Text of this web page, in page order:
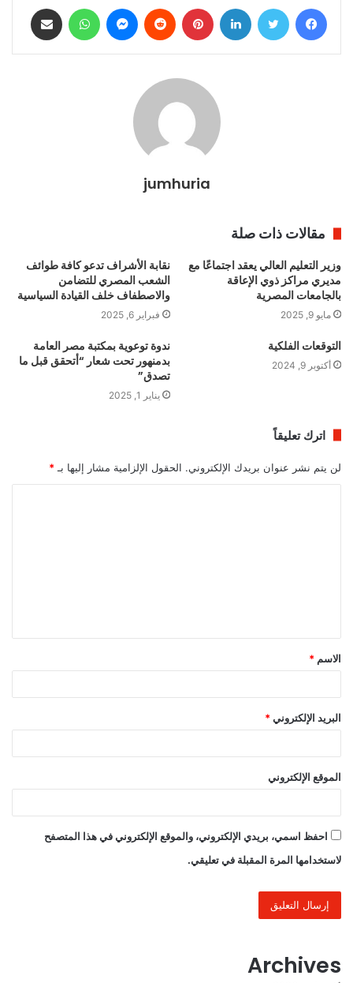
فيسبوك تويتر لينكدإن بينتيريست ماسنجر واتساب
jumhuria
مقالات ذات صلة
وزير التعليم العالي يعقد اجتماعًا مع
مديري مراكز ذوي الإعاقة
بالجامعات المصرية
مايو 9, 2025
نقابة الأشراف تدعو كافة طوائف
الشعب المصري للتضامن
والاصطفاف خلف القيادة السياسية
فبراير 6, 2025
التوقعات الفلكية
أكتوبر 9, 2024
ندوة توعوية بمكتبة مصر العامة
بدمنهور تحت شعار “أتحقق قبل ما
تصدق”
يناير 1, 2025
اترك تعليقاً
لن يتم نشر عنوان بريدك الإلكتروني. الحقول الإلزامية مشار إليها بـ *
ق
*
الاسم *
البريد الإلكتروني *
الموقع الإلكتروني
احفظ اسمي، بريدي الإلكتروني، والموقع الإلكتروني في هذا المتصفح
لاستخدامها المرة المقبلة في تعليقي.
Archives